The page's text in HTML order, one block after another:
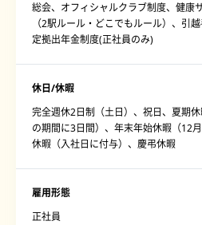
総会、オフィシャルクラブ制度、健康
（2駅ルール・どこでもルール）、引
定拠出年金制度(正社員のみ)
休日/休暇
完全週休2日制（土日）、祝日、夏期
の期間に3日間）、年末年始休暇（12
休暇（入社日に付与）、慶弔休暇
雇用形態
正社員